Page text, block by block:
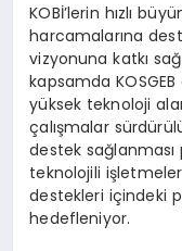
KOBİ’lerin hızlı
harcamalarına
vizyonuna katkı
kapsamda
yüksek teknoloji
çalışmalar
destek
teknolojili
destekleri içindeki
hedefleniyor.